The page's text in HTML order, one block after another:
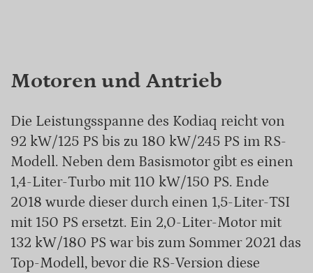
Motoren und Antrieb
Die Leistungsspanne des Kodiaq reicht von
92 kW/125 PS bis zu 180 kW/245 PS im RS-
Modell. Neben dem Basismotor gibt es einen
1,4-Liter-Turbo mit 110 kW/150 PS. Ende
2018 wurde dieser durch einen 1,5-Liter-TSI
mit 150 PS ersetzt. Ein 2,0-Liter-Motor mit
132 kW/180 PS war bis zum Sommer 2021 das
Top-Modell, bevor die RS-Version diese